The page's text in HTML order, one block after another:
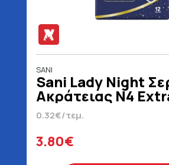
SANI
Sani Lady Night
Ακράτειας N4
Τεμάχια
0.32€/τεμ.
3.80€